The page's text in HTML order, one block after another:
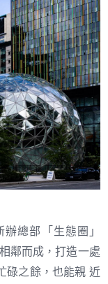
總部「生態圈」
鄰而成，打造一處
碌之餘，也能親 近